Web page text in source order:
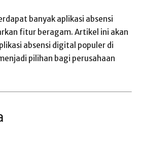
banyak aplikasi absensi
fitur beragam. Artikel ini akan
absensi digital populer di
pilihan bagi perusahaan